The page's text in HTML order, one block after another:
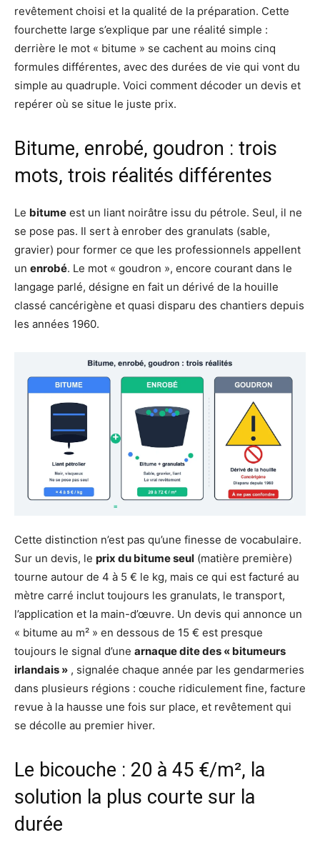
revêtement choisi et la qualité de la préparation. Cette
fourchette large s’explique par une réalité simple :
derrière le mot « bitume » se cachent au moins cinq
formules différentes, avec des durées de vie qui vont du
simple au quadruple. Voici comment décoder un devis et
repérer où se situe le juste prix.
Bitume, enrobé, goudron : trois
mots, trois réalités différentes
Le bitume est un liant noirâtre issu du pétrole. Seul, il ne
se pose pas. Il sert à enrober des granulats (sable,
gravier) pour former ce que les professionnels appellent
un enrobé. Le mot « goudron », encore courant dans le
langage parlé, désigne en fait un dérivé de la houille
classé cancérigène et quasi disparu des chantiers depuis
les années 1960.
Cette distinction n’est pas qu’une finesse de vocabulaire.
Sur un devis, le prix du bitume seul (matière première)
tourne autour de 4 à 5 € le kg, mais ce qui est facturé au
mètre carré inclut toujours les granulats, le transport,
l’application et la main-d’œuvre. Un devis qui annonce un
« bitume au m² » en dessous de 15 € est presque
toujours le signal d’une arnaque dite des « bitumeurs
irlandais » , signalée chaque année par les gendarmeries
dans plusieurs régions : couche ridiculement fine, facture
revue à la hausse une fois sur place, et revêtement qui
se décolle au premier hiver.
Le bicouche : 20 à 45 €/m², la
solution la plus courte sur la
durée